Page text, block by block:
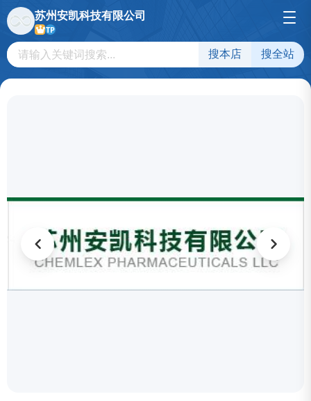
苏州安凯科技有限公司
TP
搜本店 搜全站